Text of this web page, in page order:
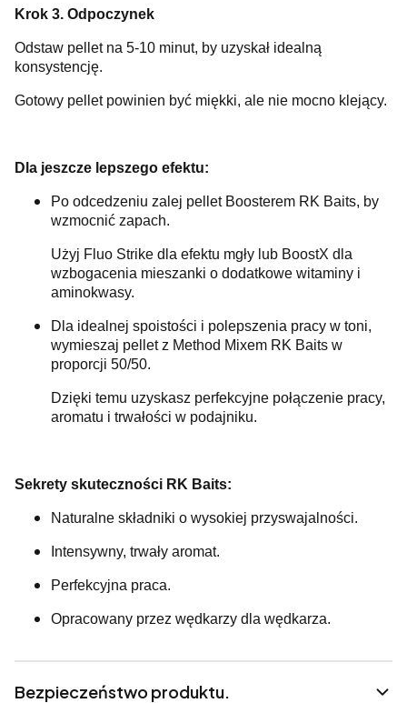
Krok 3. Odpoczynek
Odstaw pellet na 5-10 minut, by uzyskał idealną
konsystencję.
Gotowy pellet powinien być miękki, ale nie mocno klejący.
Dla jeszcze lepszego efektu:
Po odcedzeniu zalej pellet Boosterem RK Baits, by
wzmocnić zapach.
Użyj Fluo Strike dla efektu mgły lub BoostX dla
wzbogacenia mieszanki o dodatkowe witaminy i
aminokwasy.
Dla idealnej spoistości i polepszenia pracy w toni,
wymieszaj pellet z Method Mixem RK Baits w
proporcji 50/50.
Dzięki temu uzyskasz perfekcyjne połączenie pracy,
aromatu i trwałości w podajniku.
Sekrety skuteczności RK Baits:
Naturalne składniki o wysokiej przyswajalności.
Intensywny, trwały aromat.
Perfekcyjna praca.
Opracowany przez wędkarzy dla wędkarza.
Bezpieczeństwo produktu.